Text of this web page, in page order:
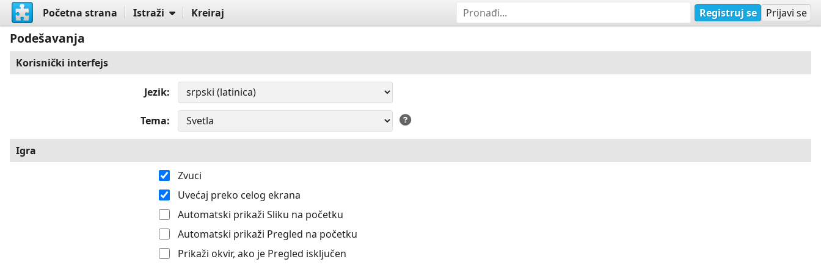
Početna strana Istraži Kreiraj Registruj se Prijavi se
Podešavanja
Korisnički interfejs
Jezik
Tema
Igra
Zvuci
Uvećaj preko celog ekrana
Automatski prikaži Sliku na početku
Automatski prikaži Pregled na početku
Prikaži okvir, ako je Pregled isključen